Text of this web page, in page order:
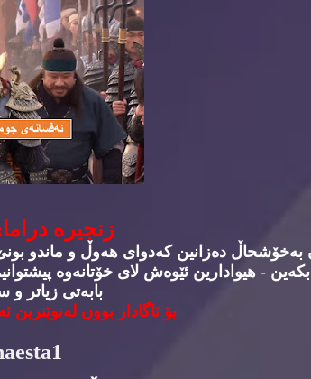
زنجیره‌
ده‌زانین كه‌دوای هه‌وڵ و ماندو
- هیوادارین ئێوه‌ش لای خۆتانه‌وه‌
بابه‌تی زیاتر و
بۆ ئاگادار بوون